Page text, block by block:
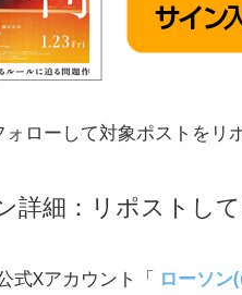
ォローして対象ポストを
詳細：リポストして
式Xアカウント「 ローソ